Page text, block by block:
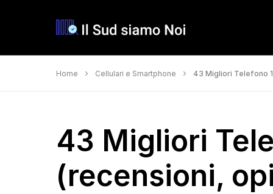
Home Cellulari e Smartphone 43 Migliori Telefono
43 Migliori
(recensioni,